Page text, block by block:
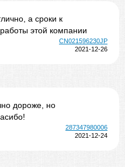
а сроки к
этой компании
CN021596230JP
2021-12-26
дороже, но
287347980006
2021-12-24